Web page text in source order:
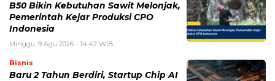
B50 Bikin Kebutuhan Sawit Melonjak,
Pemerintah Kejar Produksi CPO
Indonesia
Minggu, 9 Agu 2026 - 14:42 WIB
Bisnis
Baru 2 Tahun Berdiri, Startup Chip AI